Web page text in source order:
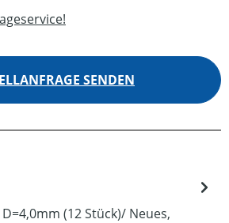
SENDEN
(12 Stück)/ Neues,